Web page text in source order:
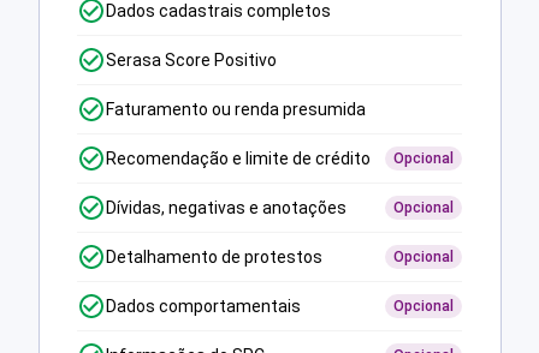
Dados cadastrais completos
Serasa Score Positivo
Faturamento ou renda presumida
Recomendação e limite de crédito Opcional
Dívidas, negativas e anotações Opcional
Detalhamento de protestos Opcional
Dados comportamentais Opcional